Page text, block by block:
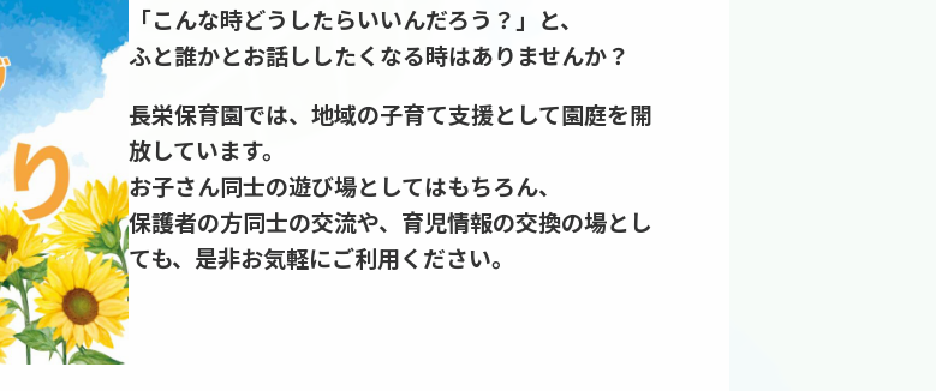
「こんな時どうしたらいいんだろう？」と、
ふと誰かとお話ししたくなる時はありませんか？
長栄保育園では、地域の子育て支援として園庭を開
放しています。
お子さん同士の遊び場としてはもちろん、
保護者の方同士の交流や、 育児情報の交換の場とし
ても、是非お気軽にご利用ください。